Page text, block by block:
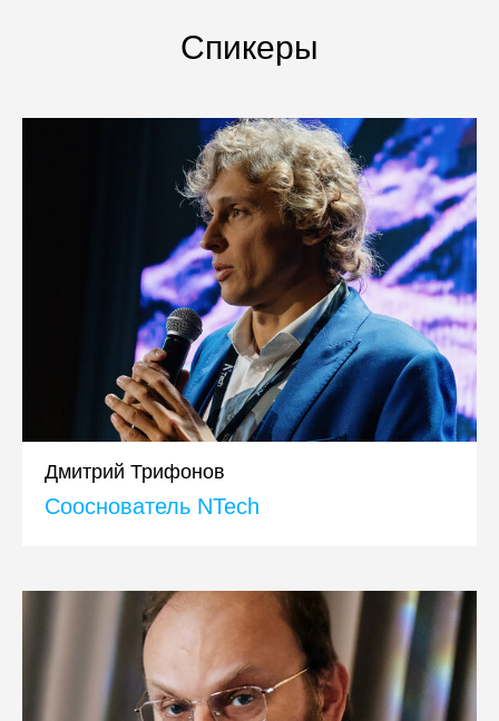
Спикеры
Дмитрий Трифонов
Сооснователь NTech